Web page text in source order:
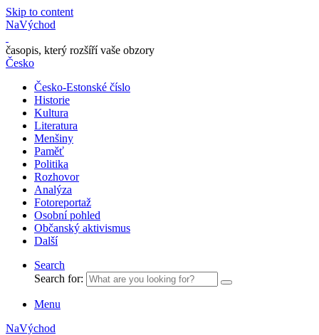
Skip to content
NaVýchod
časopis, který rozšíří vaše obzory
Česko
Česko-Estonské číslo
Historie
Kultura
Literatura
Menšiny
Paměť
Politika
Rozhovor
Analýza
Fotoreportaž
Osobní pohled
Občanský aktivismus
Další
Search
Search for:
Menu
NaVýchod